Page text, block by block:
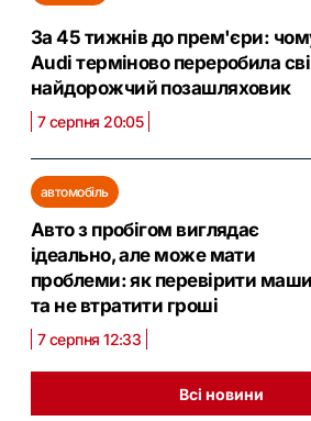
За 45 тижнів до прем'єри:
Audi терміново переробила
найдорожчий позашляховик
7 серпня 20:05
автомобіль
Авто з пробігом виглядає
ідеально, але може мати
проблеми: як перевірити
та не втратити гроші
7 серпня 12:33
Всі новини